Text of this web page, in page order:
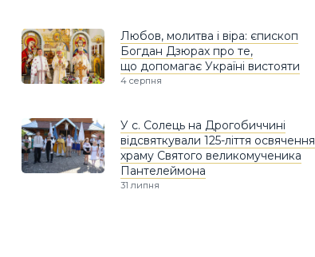
Любов, молитва і віра: єпископ
Богдан Дзюрах про те,
що допомагає Україні вистояти
4 серпня
У с. Солець на Дрогобиччині
відсвяткували 125-ліття освячення
храму Святого великомученика
Пантелеймона
31 липня